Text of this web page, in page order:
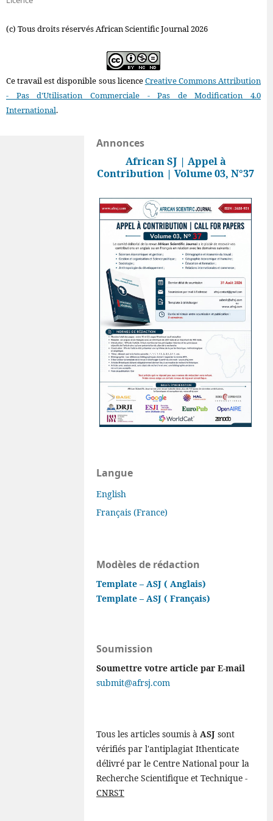
(c) Tous droits réservés African Scientific Journal 2026
Ce travail est disponible sous licenceCreative Commons Attribution
- Pas d'Utilisation Commerciale - Pas de Modification 4.0
International.
Annonces
African SJ | Appel à
Contribution | Volume 03, N°37
Langue
English
Français (France)
Modèles de rédaction
Template – ASJ ( Anglais)
Template – ASJ ( Français)
Soumission
Soumettre votre article par E-mail
submit@afrsj.com
Tous les articles soumis à ASJ sont
vérifiés par l'antiplagiat Ithenticate
délivré par le Centre National pour la
Recherche Scientifique et Technique -
CNRST